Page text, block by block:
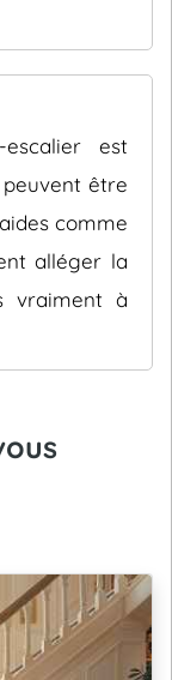
est
être
comme
alléger la
vraiment à